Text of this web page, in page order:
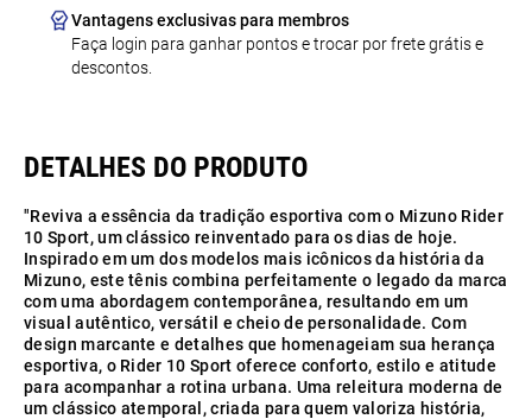
Vantagens exclusivas para membros
Faça login para ganhar pontos e trocar por frete grátis e
descontos.
"Reviva a essência da tradição esportiva com o Mizuno Rider
10 Sport, um clássico reinventado para os dias de hoje.
Inspirado em um dos modelos mais icônicos da história da
Mizuno, este tênis combina perfeitamente o legado da marca
com uma abordagem contemporânea, resultando em um
visual autêntico, versátil e cheio de personalidade. Com
design marcante e detalhes que homenageiam sua herança
esportiva, o Rider 10 Sport oferece conforto, estilo e atitude
para acompanhar a rotina urbana. Uma releitura moderna de
um clássico atemporal, criada para quem valoriza história,